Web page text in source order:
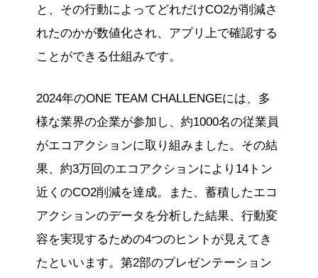
と、その行動によってどれだけCO2が削減さ
れたのかが数値化され、アプリ上で確認する
ことができる仕組みです。
2024年のONE TEAM CHALLENGEには、多
様な業界の企業が参加し、約1000名の従業員
がエコアクションに取り組みました。その結
果、約3万回のエコアクションにより14トン
近くのCO2削減を達成。また、蓄積したエコ
アクションのデータを分析した結果、行動変
容を実現するための4つのヒントが見えてき
たといいます。第2部のプレゼンテーション